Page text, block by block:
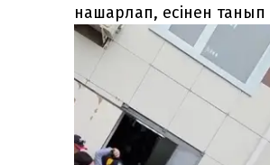
нашарлап, есінен танып